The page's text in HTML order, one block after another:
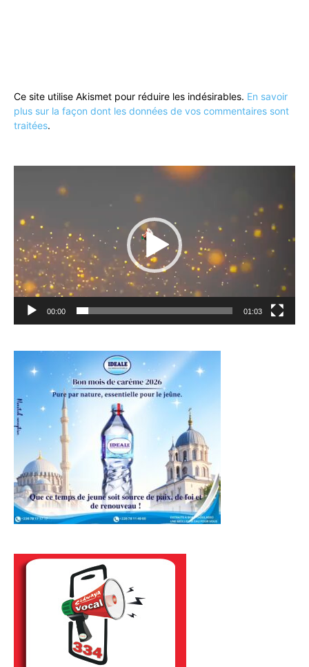
Ce site utilise Akismet pour réduire les indésirables. En savoir
plus sur la façon dont les données de vos commentaires sont
traitées.
00:00 01:03